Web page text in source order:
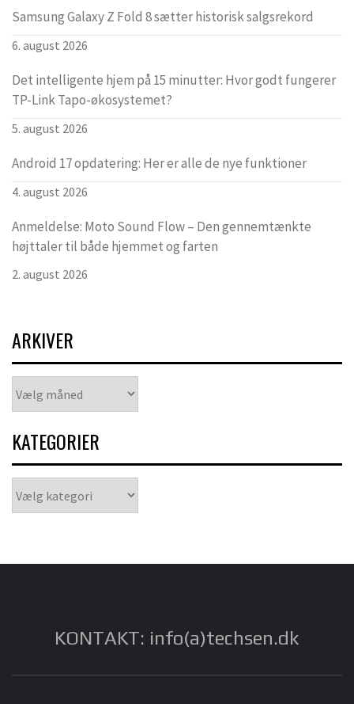
Samsung Galaxy Z Fold 8 sætter historisk salgsrekord
6. august 2026
Det intelligente hjem på 15 minutter: Hvor godt fungerer
TP-Link Tapo-økosystemet?
5. august 2026
Android 17 opdatering: Her er alle de nye funktioner
4. august 2026
Anmeldelse: Moto Sound Flow – Den gennemtænkte
højttaler til både hjemmet og farten
2. august 2026
ARKIVER
KATEGORIER
KONTAKT: info(a)techsen.dk